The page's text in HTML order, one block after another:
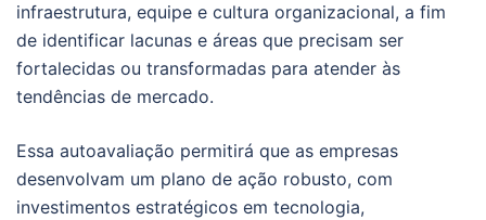
infraestrutura, equipe e cultura organizacional, a fim
de identificar lacunas e áreas que precisam ser
fortalecidas ou transformadas para atender às
tendências de mercado.
Essa autoavaliação permitirá que as empresas
desenvolvam um plano de ação robusto, com
investimentos estratégicos em tecnologia,